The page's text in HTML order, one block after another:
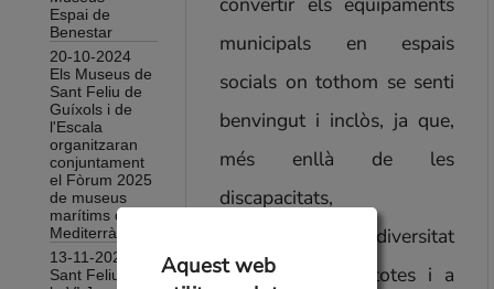
Espai de
Benestar
20-10-2024
Els Museus de
Sant Feliu de
Guíxols i de
l'Escala
organitzaran
conjuntament
el Fòrum 2025
de museus
marítims de la
Mediterrània
13-11-2024
Sant Feliu acull
municipals en espais
socials on tothom se senti
benvingut i inclòs, ja que,
més enllà de les
discapacitats,
l’accessibilitat i la diversitat
ens beneficia a totes i a
Aquest web